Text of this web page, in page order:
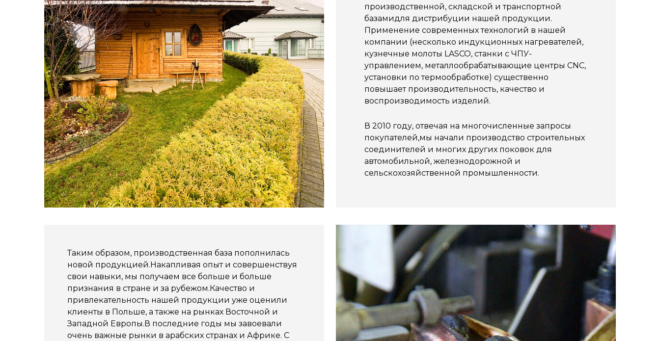
производственной, складской и транспортной
базамидля дистрибуции нашей продукции.
Применение современных технологий в нашей
компании (несколько индукционных нагревателей,
кузнечные молоты LASCO, станки с ЧПУ-
управлением, металлообрабатывающие центры CNC,
установки по термообработке) существенно
повышает производительность, качество и
воспроизводимость изделий.
В 2010 году, отвечая на многочисленные запросы
покупателей,мы начали производство строительных
соединителей и многих других поковок для
автомобильной, железнодорожной и
сельскохозяйственной промышленности.
Таким образом, производственная база пополнилась
новой продукцией.Накапливая опыт и совершенствуя
свои навыки, мы получаем все больше и больше
признания в стране и за рубежом.Качество и
привлекательность нашей продукции уже оценили
клиенты в Польше, а также на рынках Восточной и
Западной Европы.В последние годы мы завоевали
очень важные рынки в арабских странах и Африке. С